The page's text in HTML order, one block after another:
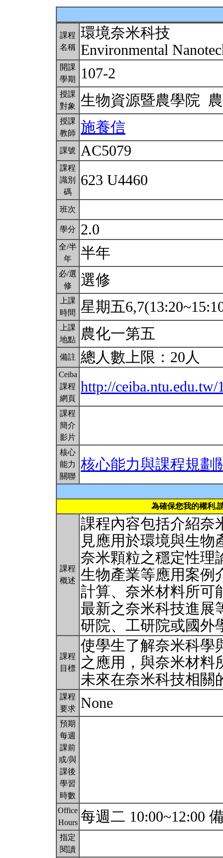
課程
名稱
環境奈米科技
Environmental
開課
學期
107-2
授課
對象
生物資源暨農學院
授課
教師
施養信
課號 AC5079
課程
識別
碼
623 U4460
班次
學分 2.0
全/半
年
半年
必/選
修
選修
上課
時間
星期五
上課
地點
農化一第五
備註 總人數上限：20人
Ceiba
課程
網頁
http://
課程
簡介
影片
核心
能力
關聯
核心能力與課程規劃
為確保您我的權利,
課程
概述
課程內容包括介紹奈
見應用於環境與生
奈米顆粒之穩定性理
生物產業等應用案例
計算、奈米材料所可
最新之奈米科技進展
研院、工研院或國外
課程
目標
使學生了解奈米科學
之應用，與奈米材料
未來在奈米科技相
課程
要求 None
預期
每週
課前
或/與
課後
學習
時數
Office
Hours 每週二 10:00~12:00
指定
閱讀